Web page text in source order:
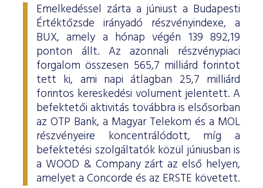
Emelkedéssel zárta a júniust a Budapesti
Értéktőzsde irányadó részvényindexe, a
BUX, amely a hónap végén 139 892,19
ponton állt. Az azonnali részvénypiaci
forgalom összesen 565,7 milliárd forintot
tett ki, ami napi átlagban 25,7 milliárd
forintos kereskedési volument jelentett. A
befektetői aktivitás továbbra is elsősorban
az OTP Bank, a Magyar Telekom és a MOL
részvényeire koncentrálódott, míg a
befektetési szolgáltatók közül júniusban is
a WOOD & Company zárt az első helyen,
amelyet a Concorde és az ERSTE követett.